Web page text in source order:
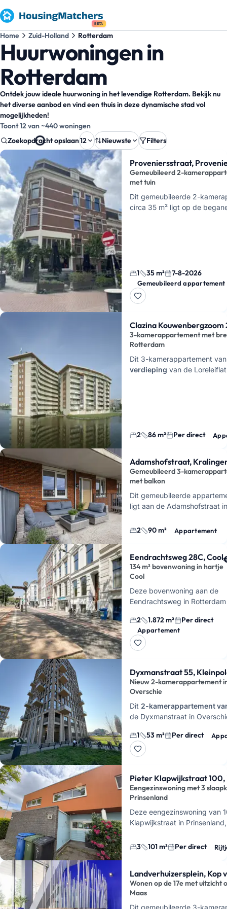
BETA
Home Zuid-Holland Rotterdam
Huurwoningen in
Rotterdam
Ontdek jouw ideale huurwoning in het levendige Rotterdam. Bekijk nu
het diverse aanbod en vind een thuis in deze dynamische stad vol
mogelijkheden!
Toont 12 van ~440 woningen
Zoekopdracht opslaan12 Nieuwste Filters
Zoekresultaten Proveniersstraat,
Gemeubileerd 2-
met tuin
Dit gemeubileerde 2-
circa 35 m² ligt op de
1 35 m² 7-8-2026
Gemeubileerd appartement
Clazina
3-kamerappartement met
Rotterdam
Dit 3-kamerappartement
verdieping van de
2 86 m² Per direct
Adamshofstraat,
Gemeubileerd 3-
met balkon
Dit gemeubileerde
ligt aan de Adamshofstraat
2 slaapkamers, 1 b…
2 90 m² Appartement
Eendrachtsweg 28C, Cool
134 m² bovenwoning in hartje
Cool
Deze bovenwoning aan de
Eendrachtsweg in
134 m² woonoppervlakte. Je
hier een gestoffeerd
2 1.872 m² Per direct
Appartement
Dyxmanstraat 55,
Nieuw 2-kamerappartement
Overschie
Dit 2-kamerappartement
de Dyxmanstraat in
woont hier in een modern
1 53 m² Per direct
Pieter Klapwijkstraat
Eengezinswoning met 3
Prinsenland
Deze eengezinswoning van
Klapwijkstraat in
3 101 m² Per direct
Landverhuizersplein, Kop
Wonen op de 17e met uitzicht
Maas